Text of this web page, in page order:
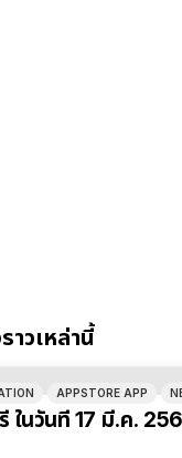
าวเหล่านี้
APPSTORE APP
ในวันที่ 17 มี.ค.